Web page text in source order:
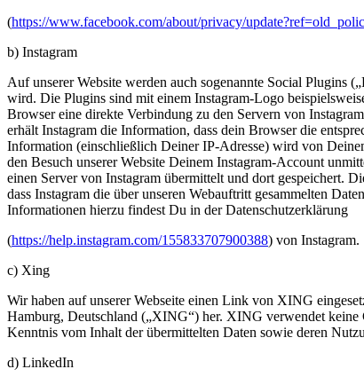
(https://www.facebook.com/about/privacy/
b) Instagram
Auf unserer Website werden auch sogenannte Social Plugins
wird. Die Plugins sind mit einem Instagram-Logo
Browser eine direkte Verbindung zu den Servern von
erhält Instagram die Information, dass dein Browser die
Information (einschließlich Deiner IP-Adresse) wird von
den Besuch unserer Website Deinem Instagram-Account
einen Server von Instagram übermittelt und dort gespeichert.
dass Instagram die über unseren Webauftritt gesammelten
Informationen hierzu findest Du in der Datenschutzerklärung
(https://help.instagram.com/155833707900388) von Instagram.
c) Xing
Wir haben auf unserer Webseite einen Link von XING
Hamburg, Deutschland („XING“) her. XING verwendet keine
Kenntnis vom Inhalt der übermittelten Daten sowie deren
d) LinkedIn